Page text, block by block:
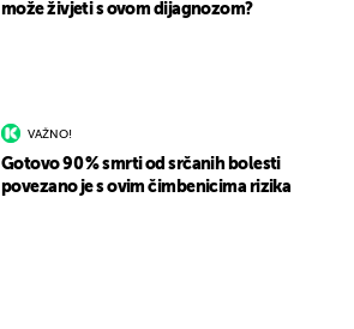
može živjeti s ovom dijagnozom?
VAŽNO!
Gotovo 90 % smrti od srčanih bolesti
povezano je s ovim čimbenicima rizika